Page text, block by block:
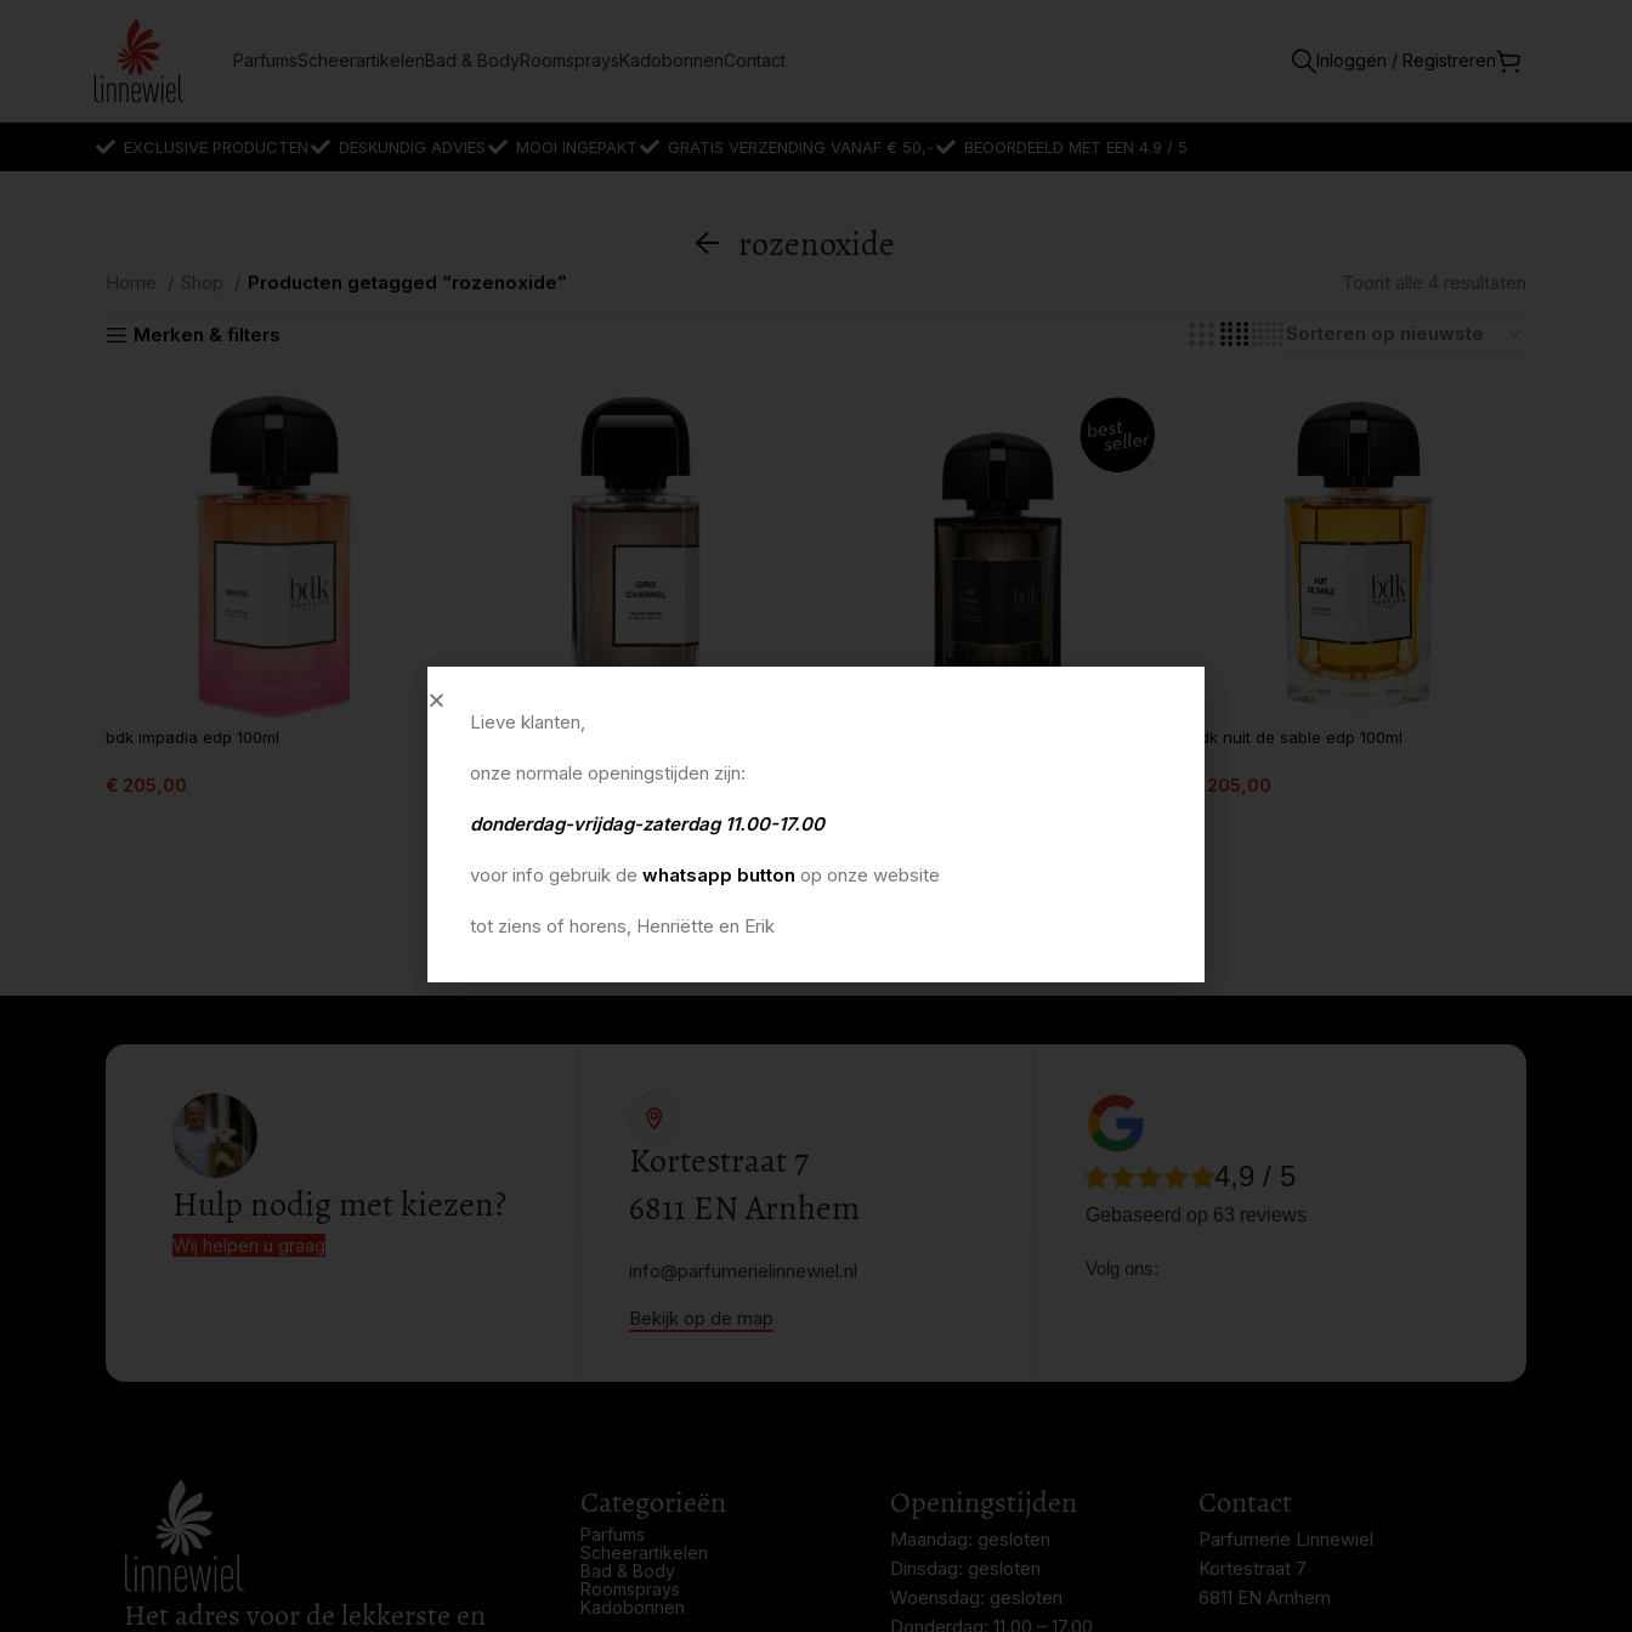
ParfumsScheerartikelenBad & BodyRoomspraysKadobonnenContact Inloggen / Registreren
EXCLUSIVE PRODUCTEN DESKUNDIG ADVIES MOOI INGEPAKT GRATIS VERZENDING VANAF € 50,- BEOORDEELD MET EEN 4.9 / 5
rozenoxide
Home Shop Producten getagged “rozenoxide” Toont alle 4 resultaten
Merken & filters
bdk impadia edp 100ml
€ 205,00
bdk gris charnel edp 100ml
€205,00
bdk nuit de sable edp 100ml
205,00
Hulp nodig met kiezen?
Wij helpen u graag
Kortestraat 7
6811 EN Arnhem
info@parfumerielinnewiel.nl
Bekijk op de map
4,9 / 5
Gebaseerd op 63 reviews
Volg ons:
Het adres voor de lekkerste en
Categorieën
Parfums
Scheerartikelen
Bad & Body
Roomsprays
Kadobonnen
Openingstijden
Maandag: gesloten
Dinsdag: gesloten
Woensdag: gesloten
Donderdag: 11.00 – 17.00
Contact
Parfumerie Linnewiel
Kortestraat 7
6811 EN Arnhem
Lieve klanten,
onze normale openingstijden zijn:
donderdag-vrijdag-zaterdag 11.00-17.00
voor info gebruik de whatsapp button op onze website
tot ziens of horens, Henriëtte en Erik